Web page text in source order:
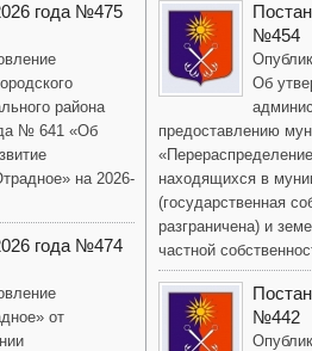
года №475
района
№ 641 «Об
на 2026-
года №474
от
№454
Об
предоставлению
находящихся в
(государственная
разграничена) и
частной
№442